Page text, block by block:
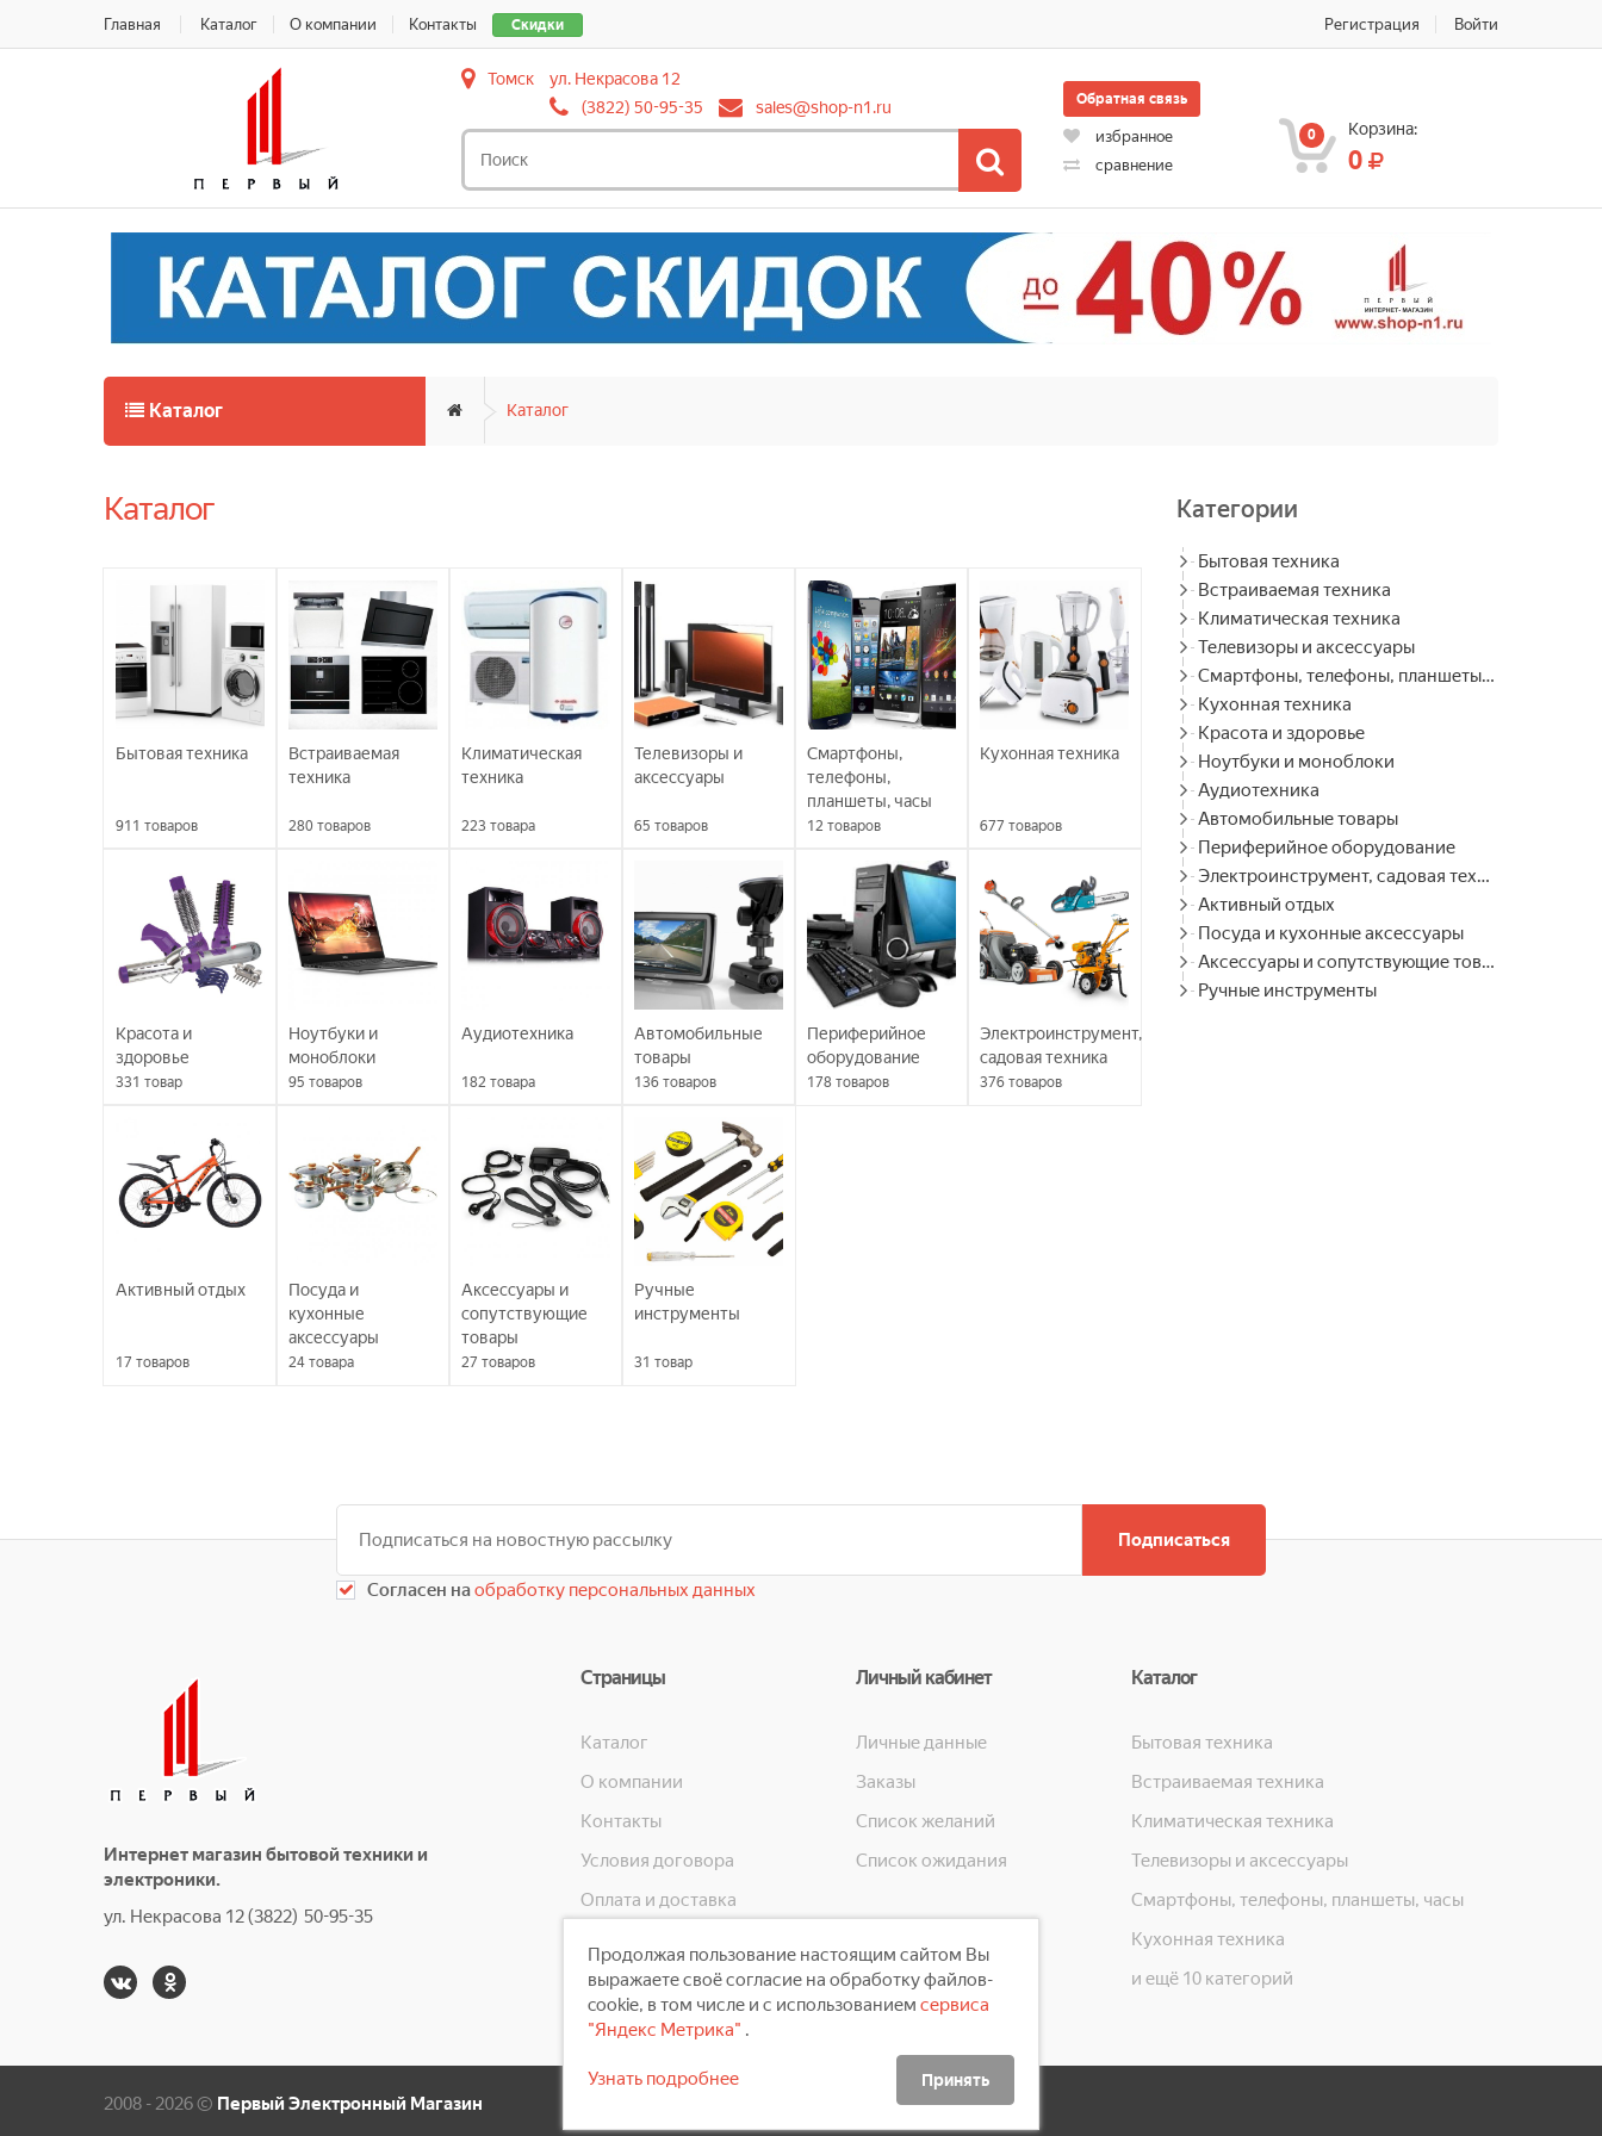
Скидки
Главная Каталог О компании Контакты Регистрация Войти
Томск
ул. Некрасова 12
(3822) 50-95-35
sales@shop-n1.ru Обратная связь
избранное
сравнение
0 Корзина:
0
Каталог Каталог
Каталог
Бытовая техника
911 товаров
Встраиваемая
техника
280 товаров
Климатическая
техника
223 товара
Телевизоры и
аксессуары
65 товаров
Смартфоны,
телефоны,
планшеты, часы
12 товаров
Кухонная техника
677 товаров
Красота и
здоровье
331 товар
Ноутбуки и
моноблоки
95 товаров
Аудиотехника
182 товара
Автомобильные
товары
136товаров
Периферийное
оборудование
178 товаров
Электроинструмент,
садовая техника
376товаров
Активный отдых
17 товаров
Посуда и
кухонные
аксессуары
24товара
Аксессуары и
сопутствующие
товары
27 товаров
Ручные
инструменты
31 товар
Категории
Бытовая техника
Встраиваемая техника
Климатическая техника
Телевизоры и аксессуары
Смартфоны, телефоны, планшеты, часы
Кухонная техника
Красота и здоровье
Ноутбуки и моноблоки
Аудиотехника
Автомобильные товары
Периферийное оборудование
Электроинструмент, садовая техника
Активный отдых
Посуда и кухонные аксессуары
Аксессуары и сопутствующие товары
Ручные инструменты
Подписаться
Согласен наобработку персональных данных
Интернет магазин бытовой техники и
электроники.
ул. Некрасова 12 (3822) 50-95-35
Страницы
Каталог
О компании
Контакты
Условия договора
Оплата и доставка
Скидки
Личный кабинет
Личные данные
Заказы
Список желаний
Список ожидания
Каталог
Бытовая техника
Встраиваемая техника
Климатическая техника
Телевизоры и аксессуары
Смартфоны, телефоны, планшеты, часы
Кухонная техника
и ещё 10 категорий
2008 - 2026 © Первый Электронный Магазин
Продолжая пользование настоящим сайтом Вы
выражаете своё согласие на обработку файлов-
cookie, в том числе и с использованием сервиса
"Яндекс Метрика" .
Узнать подробнее Принять